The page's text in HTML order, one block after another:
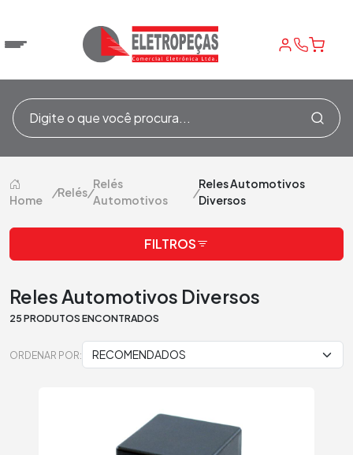
Home
/Relés/
Relés
Automotivos
/
Reles Automotivos
Diversos
FILTROS
Reles Automotivos Diversos
25 PRODUTOS ENCONTRADOS
ORDENAR POR: